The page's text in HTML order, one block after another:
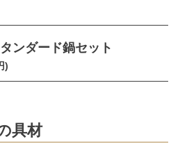
ンダード鍋セット
)
具材